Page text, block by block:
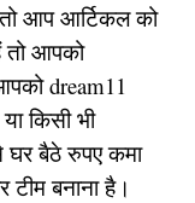
आप आर्टिकल को
तो आपको
dream11
किसी भी
घर बैठे रुपए कमा
बनाना है।